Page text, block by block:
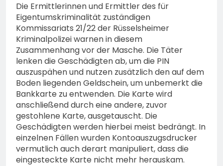
Die Ermittlerinnen und Ermittler des für
Eigentumskriminalität zuständigen
Kommissariats 21/22 der Rüsselsheimer
Kriminalpolizei warnen in diesem
Zusammenhang vor der Masche. Die Täter
lenken die Geschädigten ab, um die PIN
auszuspähen und nutzen zusätzlich den auf dem
Boden liegenden Geldschein, um unbemerkt die
Bankkarte zu entwenden. Die Karte wird
anschließend durch eine andere, zuvor
gestohlene Karte, ausgetauscht. Die
Geschädigten werden hierbei meist bedrängt. In
einzelnen Fällen wurden Kontoauszugsdrucker
vermutlich auch derart manipuliert, dass die
eingesteckte Karte nicht mehr herauskam.